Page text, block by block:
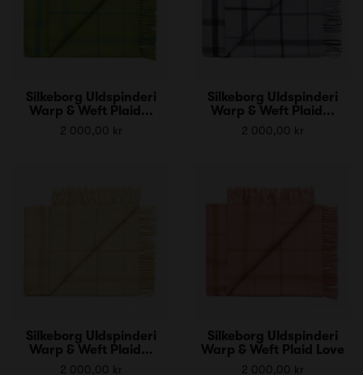
Silkeborg Uldspinderi
Warp & Weft Plaid...
2 000,00 kr
Silkeborg Uldspinderi
Warp & Weft Plaid...
2 000,00 kr
Silkeborg Uldspinderi
Warp & Weft Plaid...
2 000,00 kr
Silkeborg Uldspinderi
Warp & Weft Plaid Love
2 000,00 kr